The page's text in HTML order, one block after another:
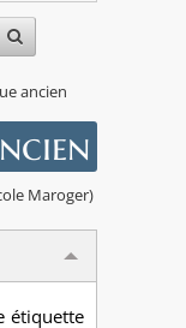
ancien
Maroger)
étiquette